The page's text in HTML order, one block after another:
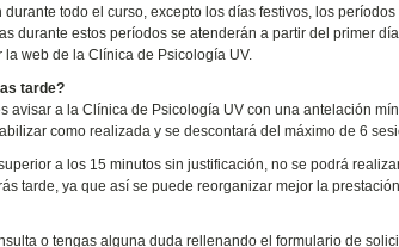
todo el curso, excepto los días festivos, los
durante estos períodos se atenderán a partir del primer
web de la Clínica de Psicología UV.
tarde?
avisar a la Clínica de Psicología UV con una antelación
como realizada y se descontará del máximo de 6
a los 15 minutos sin justificación, no se podrá
tarde, ya que así se puede reorganizar mejor la
o tengas alguna duda rellenando el formulario de